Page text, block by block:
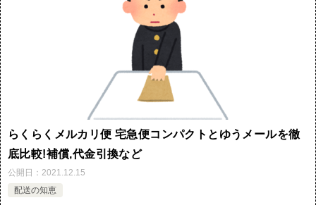
らくらくメルカリ便 宅急便コンパクトとゆうメールを徹
底比較!補償,代金引換など
公開日： 2021.12.15
配送の知恵